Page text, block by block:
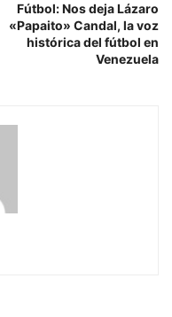
Fútbol: Nos deja Lázaro
«Papaito» Candal, la voz
histórica del fútbol en
Venezuela